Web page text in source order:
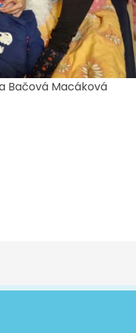
Bačová Macáková